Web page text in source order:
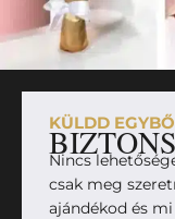
KÜLDD
Nincs
csak meg
ajándékod és